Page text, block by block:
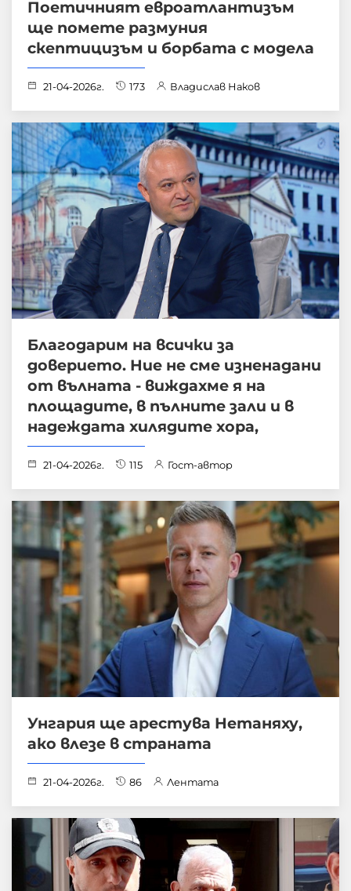
Поетичният евроатлантизъм
ще помете размуния
скептицизъм и борбата с модела
21-04-2026г. 173 Владислав Наков
Благодарим на всички за
доверието. Ние не сме изненадани
от вълната - виждахме я на
площадите, в пълните зали и в
надеждата хилядите хора,
21-04-2026г. 115 Гост-автор
Унгария ще арестува Нетаняху,
ако влезе в страната
21-04-2026г. 86 Лентата